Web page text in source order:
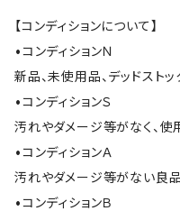
【コンディションについて】
•コンディションＮ
新品、未使用品、デッドストッ
•コンディションＳ
汚れやダメージ等がなく、
•コンディションＡ
汚れやダメージ等がない良品
•コンディションＢ